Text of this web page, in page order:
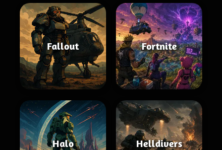
Fallout Fortnite
Halo Helldivers